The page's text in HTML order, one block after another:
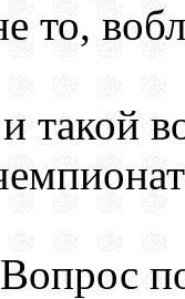
то,
такой